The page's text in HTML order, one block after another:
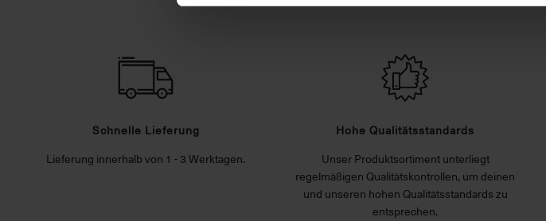
Schnelle Lieferung
Lieferung innerhalb von 1 - 3 Werktagen.
Hohe Qualitätsstandards
Unser Produktsortiment unterliegt
regelmäßigen Qualitätskontrollen, um deinen
und unseren hohen Qualitätsstandards zu
entsprechen.